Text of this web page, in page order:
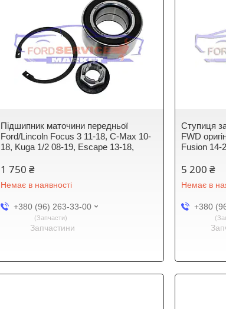
Підшипник маточини передньої
Ford/Lincoln Focus 3 11-18, C-Max 10-
18, Kuga 1/2 08-19, Escape 13-18,
1 750 ₴
Немає в наявності
+380 (96) 263-33-00
Запчасти
Запчастини
Ступиця
FWD
Fusion 14-
5 200 ₴
Немає в
+380